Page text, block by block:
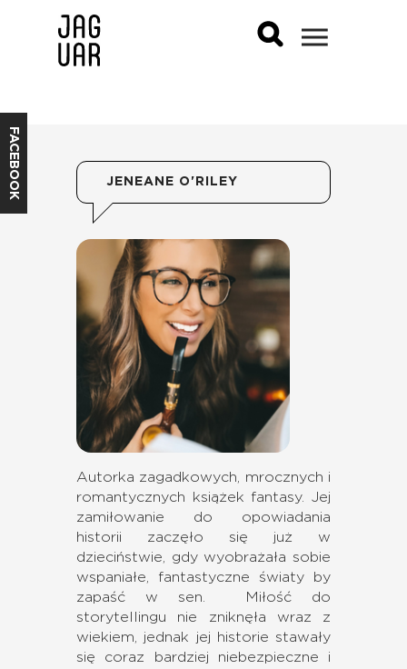
FACEBOOK JENEANE O'RILEY
Autorka zagadkowych, mrocznych i
romantycznych książek fantasy. Jej
zamiłowanie do opowiadania
historii zaczęło się już w
dzieciństwie, gdy wyobrażała sobie
wspaniałe, fantastyczne światy by
zapaść w sen. Miłość do
storytellingu nie zniknęła wraz z
wiekiem, jednak jej historie stawały
się coraz bardziej niebezpieczne i